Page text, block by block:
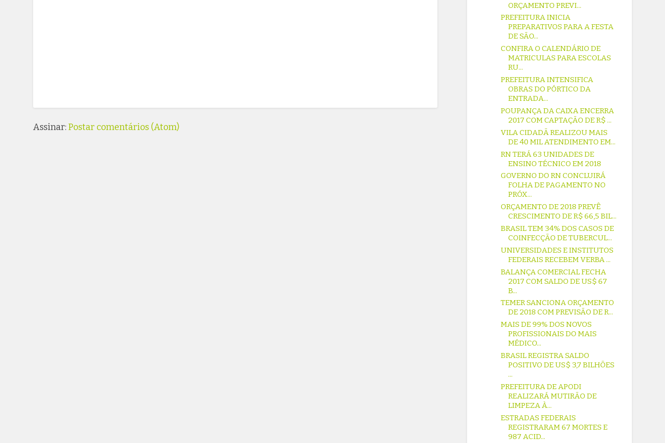
Assinar:Postar comentários (Atom)
ORÇAMENTO PREVI...
PREFEITURA INICIA
PREPARATIVOS PARA A FESTA
DE SÃO...
CONFIRA O CALENDÁRIO DE
MATRICULAS PARA ESCOLAS
RU...
PREFEITURA INTENSIFICA
OBRAS DO PÓRTICO DA
ENTRADA...
POUPANÇA DA CAIXA ENCERRA
2017 COM CAPTAÇÃO DE R$ ...
VILA CIDADÃ REALIZOU MAIS
DE 40 MIL ATENDIMENTO EM...
RN TERÁ 63 UNIDADES DE
ENSINO TÉCNICO EM 2018
GOVERNO DO RN CONCLUIRÁ
FOLHA DE PAGAMENTO NO
PRÓX...
ORÇAMENTO DE 2018 PREVÊ
CRESCIMENTO DE R$ 66,5 BIL...
BRASIL TEM 34% DOS CASOS DE
COINFECÇÃO DE TUBERCUL...
UNIVERSIDADES E INSTITUTOS
FEDERAIS RECEBEM VERBA ...
BALANÇA COMERCIAL FECHA
2017 COM SALDO DE US$ 67
B...
TEMER SANCIONA ORÇAMENTO
DE 2018 COM PREVISÃO DE R...
MAIS DE 99% DOS NOVOS
PROFISSIONAIS DO MAIS
MÉDICO...
BRASIL REGISTRA SALDO
POSITIVO DE US$ 3,7 BILHÕES
...
PREFEITURA DE APODI
REALIZARÁ MUTIRÃO DE
LIMPEZA À...
ESTRADAS FEDERAIS
REGISTRARAM 67 MORTES E
987 ACID...